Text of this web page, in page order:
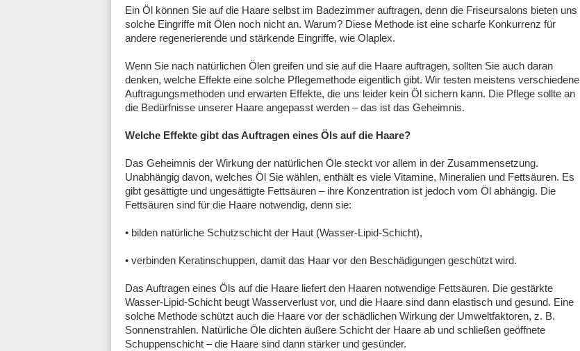
Ein Öl können Sie auf die Haare selbst im Badezimmer auftragen, denn die Friseursalons bieten uns
solche Eingriffe mit Ölen noch nicht an. Warum? Diese Methode ist eine scharfe Konkurrenz für
andere regenerierende und stärkende Eingriffe, wie Olaplex.
Wenn Sie nach natürlichen Ölen greifen und sie auf die Haare auftragen, sollten Sie auch daran
denken, welche Effekte eine solche Pflegemethode eigentlich gibt. Wir testen meistens verschiedene
Auftragungsmethoden und erwarten Effekte, die uns leider kein Öl sichern kann. Die Pflege sollte an
die Bedürfnisse unserer Haare angepasst werden – das ist das Geheimnis.
Welche Effekte gibt das Auftragen eines Öls auf die Haare?
Das Geheimnis der Wirkung der natürlichen Öle steckt vor allem in der Zusammensetzung.
Unabhängig davon, welches Öl Sie wählen, enthält es viele Vitamine, Mineralien und Fettsäuren. Es
gibt gesättigte und ungesättigte Fettsäuren – ihre Konzentration ist jedoch vom Öl abhängig. Die
Fettsäuren sind für die Haare notwendig, denn sie:
• bilden natürliche Schutzschicht der Haut (Wasser-Lipid-Schicht),
• verbinden Keratinschuppen, damit das Haar vor den Beschädigungen geschützt wird.
Das Auftragen eines Öls auf die Haare liefert den Haaren notwendige Fettsäuren. Die gestärkte
Wasser-Lipid-Schicht beugt Wasserverlust vor, und die Haare sind dann elastisch und gesund. Eine
solche Methode schützt auch die Haare vor der schädlichen Wirkung der Umweltfaktoren, z. B.
Sonnenstrahlen. Natürliche Öle dichten äußere Schicht der Haare ab und schließen geöffnete
Schuppenschicht – die Haare sind dann stärker und gesünder.